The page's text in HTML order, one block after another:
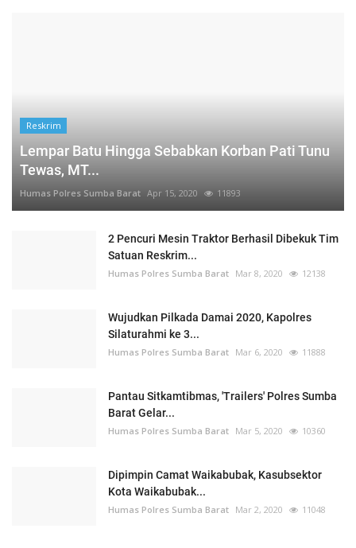
Reskrim
Lempar Batu Hingga Sebabkan Korban Pati Tunu
Tewas, MT...
Humas Polres Sumba Barat Apr 15, 2020 11893
2 Pencuri Mesin Traktor Berhasil Dibekuk Tim
Satuan Reskrim...
Humas Polres Sumba Barat Mar 8, 2020 12138
Wujudkan Pilkada Damai 2020, Kapolres
Silaturahmi ke 3...
Humas Polres Sumba Barat Mar 6, 2020 11888
Pantau Sitkamtibmas, 'Trailers' Polres Sumba
Barat Gelar...
Humas Polres Sumba Barat Mar 5, 2020 10360
Dipimpin Camat Waikabubak, Kasubsektor
Kota Waikabubak...
Humas Polres Sumba Barat Mar 2, 2020 11048